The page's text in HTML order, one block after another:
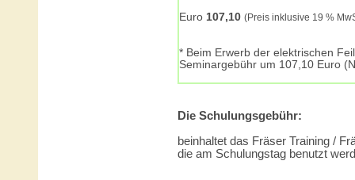
Euro 107,10 (Preis inklusive 19 %
* Beim Erwerb der elektrischen
Seminargebühr um 107,10 Euro
Die Schulungsgebühr:
beinhaltet das Fräser Training /
die am Schulungstag benutzt